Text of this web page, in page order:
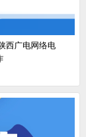
西广电网络电